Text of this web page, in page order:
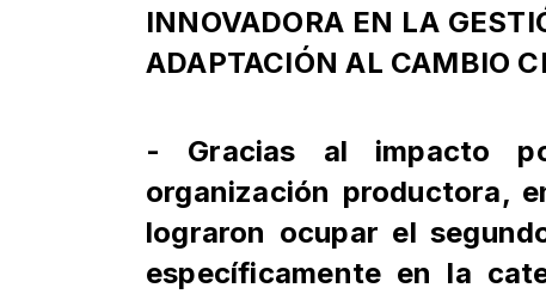
INNOVADORA EN LA
ADAPTACIÓN AL CAMBIO
- Gracias al impacto
organización productora,
lograron ocupar el
específicamente en la